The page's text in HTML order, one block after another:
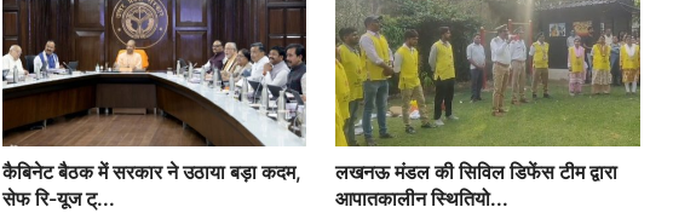
कैबिनेट बैठक में सरकार ने उठाया बड़ा कदम,
सेफ रि-यूज ट्...
लखनऊ मंडल की सिविल डिफेंस टीम द्वारा
आपातकालीन स्थितियो...